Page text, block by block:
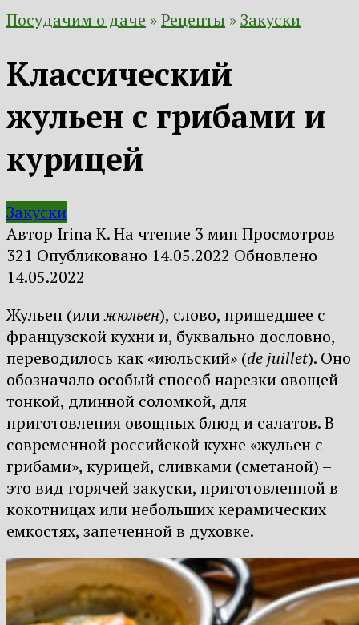
Посудачим о даче »Рецепты »Закуски
Классический
жульен с грибами и
курицей
Закуски
Автор Irina K.На чтение 3 минПросмотров
321 Опубликовано 14.05.2022 Обновлено
14.05.2022
Жульен (илижюльен), слово, пришедшее с
французской кухни и, буквально дословно,
переводилось как «июльский» (de juillet). Оно
обозначало особый способ нарезки овощей
тонкой, длинной соломкой, для
приготовления овощных блюд и салатов. В
современной российской кухне «жульен с
грибами», курицей, сливками (сметаной) –
это вид горячей закуски, приготовленной в
кокотницах или небольших керамических
емкостях, запеченной в духовке.